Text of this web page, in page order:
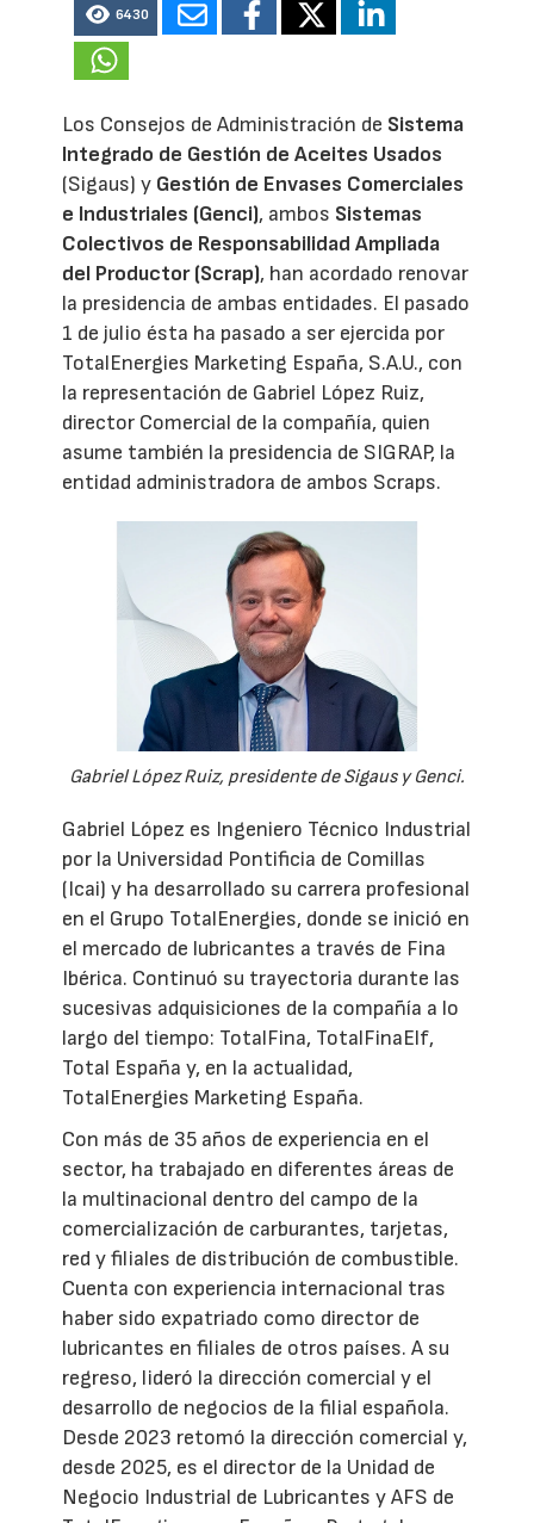
6430
Los Consejos de Administración de Sistema
Integrado de Gestión de Aceites Usados
(Sigaus) y Gestión de Envases Comerciales
e Industriales (Genci), ambos Sistemas
Colectivos de Responsabilidad Ampliada
del Productor (Scrap), han acordado renovar
la presidencia de ambas entidades. El pasado
1 de julio ésta ha pasado a ser ejercida por
TotalEnergies Marketing España, S.A.U., con
la representación de Gabriel López Ruiz,
director Comercial de la compañía, quien
asume también la presidencia de SIGRAP, la
entidad administradora de ambos Scraps.
Gabriel López Ruiz, presidente de Sigaus y Genci.
Gabriel López es Ingeniero Técnico Industrial
por la Universidad Pontificia de Comillas
(Icai) y ha desarrollado su carrera profesional
en el Grupo TotalEnergies, donde se inició en
el mercado de lubricantes a través de Fina
Ibérica. Continuó su trayectoria durante las
sucesivas adquisiciones de la compañía a lo
largo del tiempo: TotalFina, TotalFinaElf,
Total España y, en la actualidad,
TotalEnergies Marketing España.
Con más de 35 años de experiencia en el
sector, ha trabajado en diferentes áreas de
la multinacional dentro del campo de la
comercialización de carburantes, tarjetas,
red y filiales de distribución de combustible.
Cuenta con experiencia internacional tras
haber sido expatriado como director de
lubricantes en filiales de otros países. A su
regreso, lideró la dirección comercial y el
desarrollo de negocios de la filial española.
Desde 2023 retomó la dirección comercial y,
desde 2025, es el director de la Unidad de
Negocio Industrial de Lubricantes y AFS de